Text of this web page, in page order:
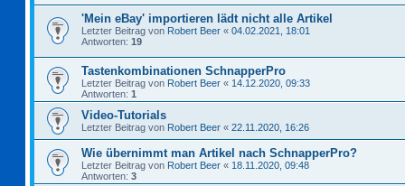
'Mein eBay' importieren lädt nicht alle Artikel
Letzter Beitrag von Robert Beer « 04.02.2021, 18:01
Antworten: 19
Tastenkombinationen SchnapperPro
Letzter Beitrag von Robert Beer « 14.12.2020, 09:33
Antworten: 1
Video-Tutorials
Letzter Beitrag von Robert Beer « 22.11.2020, 16:26
Wie übernimmt man Artikel nach SchnapperPro?
Letzter Beitrag von Robert Beer « 18.11.2020, 09:48
Antworten: 3